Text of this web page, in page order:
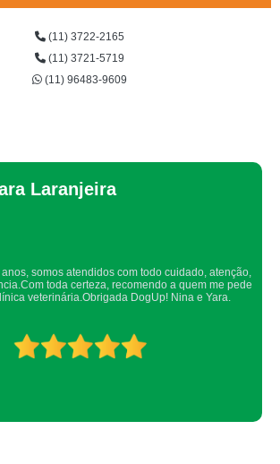
catarata gato Vila Sônia
de gato Vila Sônia
preço Morumbi
rim preço Jardim Maria Rosa
gato Alto de Pinheiros
(11) 3722-2165
(11) 3721-5719
(11) 96483-9609
Souza
os meus cachorros nos atendimentos da dog up,
são atenciosos e verificam todos os detalhes
possíveis.